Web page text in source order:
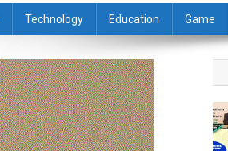
Technology Education Game